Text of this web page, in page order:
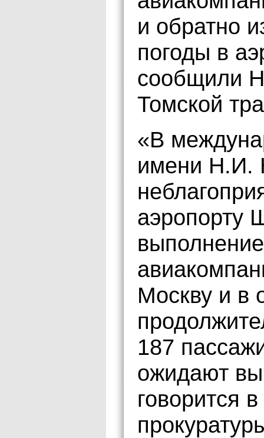
и обратно
погоды в
сообщили
Томской
«В
имени Н.И.
аэропорту
Москву и в
187
ожидают
говорится